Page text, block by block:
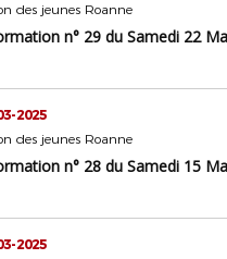
des jeunes Roanne
n° 29 du Samedi 22
2025
des jeunes Roanne
n° 28 du Samedi 15
2025